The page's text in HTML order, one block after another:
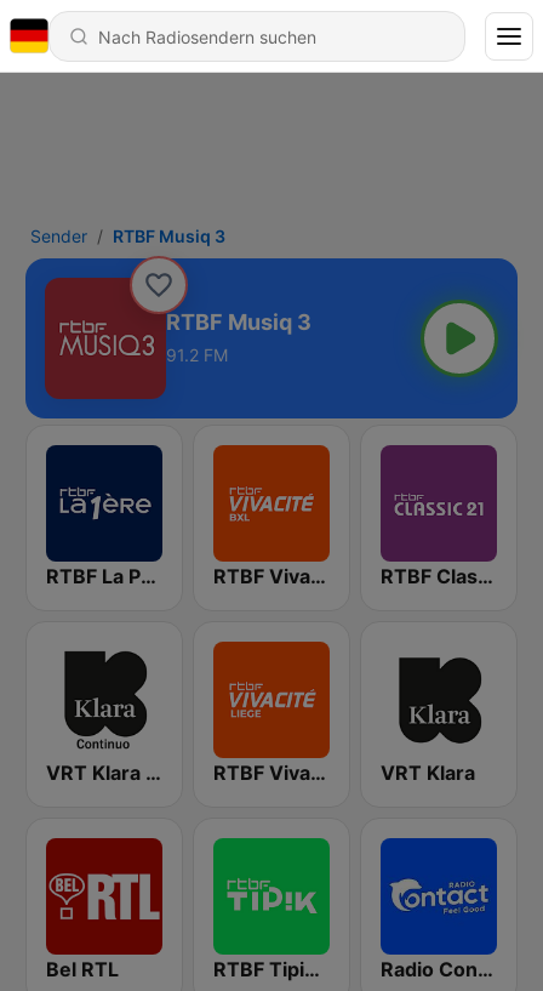
Sender RTBF Musiq 3
RTBF Musiq 3
91.2 FM
RTBF La Première RTBF VivaCité Bruxelles RTBF Classic 21
VRT Klara Continuo RTBF VivaCité Liège VRT Klara
Bel RTL RTBF Tipik FM Radio Contact